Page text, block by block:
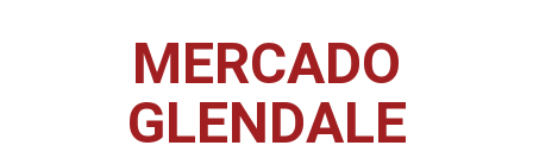
MERCADO
GLENDALE